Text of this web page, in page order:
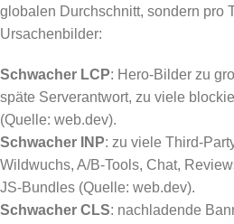
globalen Durchschnitt, sondern pro
Ursachenbilder:
Schwacher LCP: Hero-Bilder zu
späte Serverantwort, zu viele
(Quelle: web.dev).
Schwacher INP: zu viele Third-
Wildwuchs, A/B-Tools, Chat,
JS-Bundles (Quelle: web.dev).
Schwacher CLS: nachladende